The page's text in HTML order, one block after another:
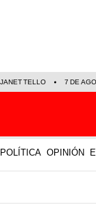
JANET TELLO 7 DE
POLÍTICA OPINIÓN